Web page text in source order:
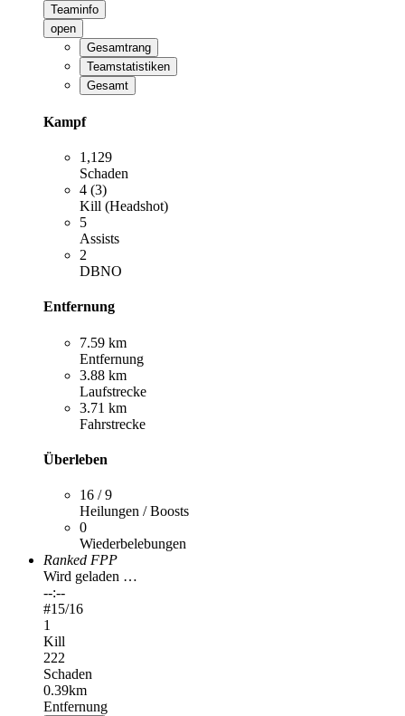
Teaminfo
open
Gesamtrang
Teamstatistiken
Gesamt
Kampf
1,129
Schaden
4 (3)
Kill (Headshot)
5
Assists
2
DBNO
Entfernung
7.59 km
Entfernung
3.88 km
Laufstrecke
3.71 km
Fahrstrecke
Überleben
16 / 9
Heilungen / Boosts
0
Wiederbelebungen
Ranked FPP
Wird geladen …
--:--
#15/16
1
Kill
222
Schaden
0.39km
Entfernung